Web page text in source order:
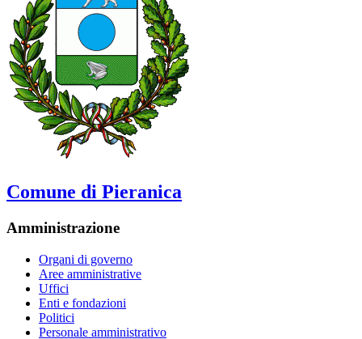
Comune di Pieranica
Amministrazione
Organi di governo
Aree amministrative
Uffici
Enti e fondazioni
Politici
Personale amministrativo